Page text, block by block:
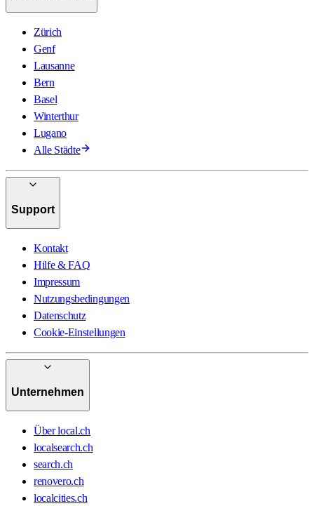
Zürich
Genf
Lausanne
Bern
Basel
Winterthur
Lugano
Alle Städte
Support
Kontakt
Hilfe & FAQ
Impressum
Nutzungsbedingungen
Datenschutz
Cookie-Einstellungen
Unternehmen
Über local.ch
localsearch.ch
search.ch
renovero.ch
localcities.ch